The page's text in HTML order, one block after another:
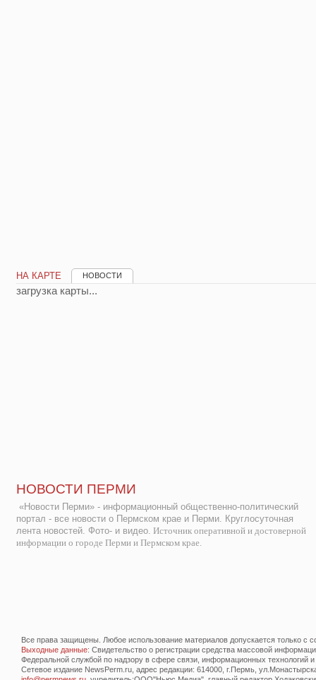
НА КАРТЕ НОВОСТИ
загрузка карты...
НОВОСТИ ПЕРМИ
«Новости Перми» - информационный общественно-политический
портал - все новости о Пермском крае и Перми. Круглосуточная
лента новостей. Фото- и видео. Источник оперативной и достоверной
информации о городе Перми и Пермском крае.
Все права защищены. Любое использование материалов допускается только с
Выходные данные: Свидетельство о регистрации средства массовой
Федеральной службой по надзору в сфере связи, информационных технологий
Сетевое издание NewsPerm.ru, адрес редакции: 614000, г.Пермь,